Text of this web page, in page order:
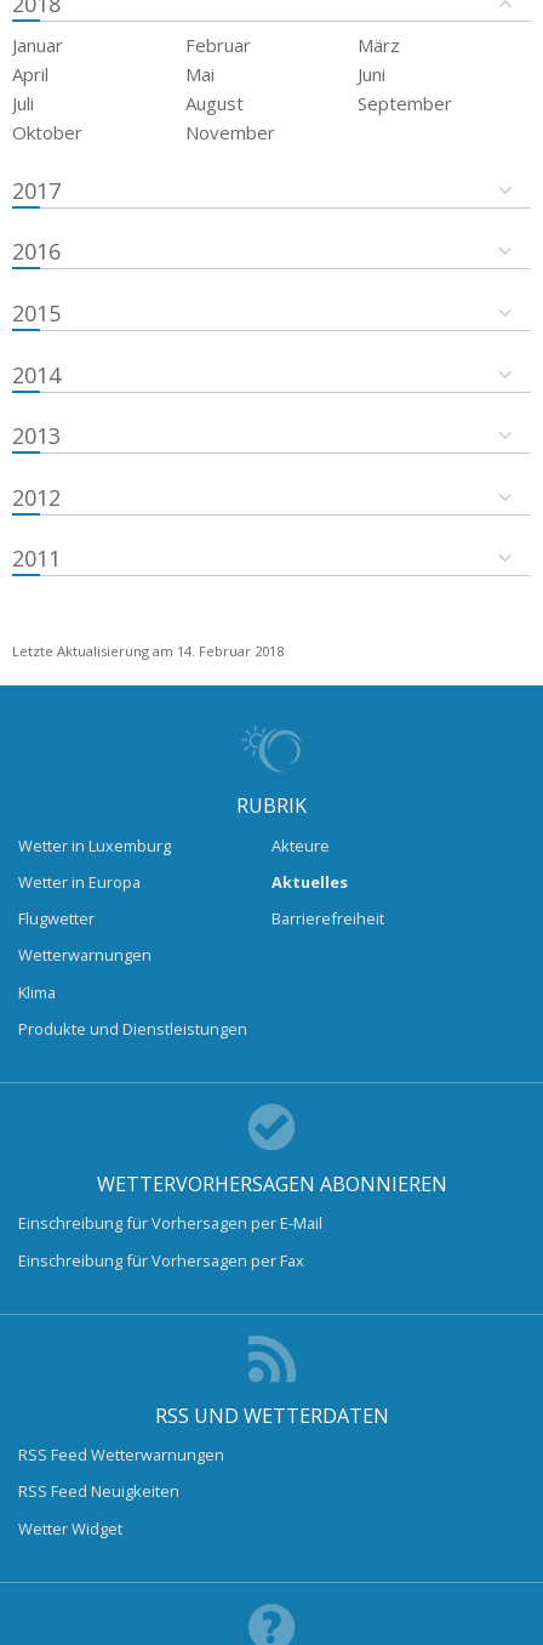
Januar Februar
März
April
Mai
Juni
Juli
August
September
Oktober
November
2017
2016
2015
2014
2013
2012
2011
Letzte Aktualisierung am 14. Februar 2018
RUBRIK
Wetter in Luxemburg
Wetter in Europa
Flugwetter
Wetterwarnungen
Klima
Produkte und Dienstleistungen
Akteure
Aktuelles
Barrierefreiheit
WETTERVORHERSAGEN ABONNIEREN
Einschreibung für Vorhersagen per E-Mail
Einschreibung für Vorhersagen per Fax
RSS UND WETTERDATEN
RSS Feed Wetterwarnungen
RSS Feed Neuigkeiten
Wetter Widget